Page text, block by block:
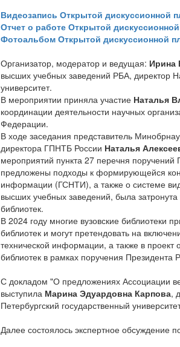
Видеозапись Открытой дискуссионной
Отчет о работе Открытой
Фотоальбом Открытой дискуссионной
Организатор, модератор и ведущая: Ирина
высших учебных заведений РБА, директор
университет.
В мероприятии приняла участие Наталья
координации деятельности научных
Федерации.
В ходе заседания представитель
директора ГПНТБ России Наталья
мероприятий пункта 27 перечня
предложены подходы к формирующейся
информации (ГСНТИ), а также о системе
высших учебных заведений, была
библиотек.
В 2024 году многие вузовские библиотеки
библиотек и могут претендовать на
технической информации, а также в
библиотек в рамках поручения Президента
С докладом "О предложениях Ассоциации
выступила Марина Эдуардовна Карпова,
Петербургский государственный
Далее состоялось экспертное обсуждение